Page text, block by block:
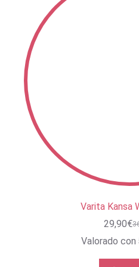
Varita Kansa
El
29,90€
El
Valorado con